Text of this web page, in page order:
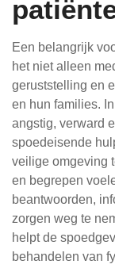
Een belangrijk
het niet alleen
geruststelling en
en hun families.
angstig, verward
spoedeisende
veilige omgeving
en begrepen
beantwoorden,
zorgen weg te
helpt de
behandelen van